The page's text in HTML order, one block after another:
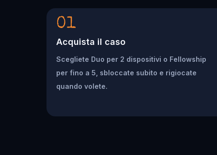
01
Acquista il caso
Scegliete Duo per 2 dispositivi o Fellowship
per fino a 5, sbloccate subito e rigiocate
quando volete.